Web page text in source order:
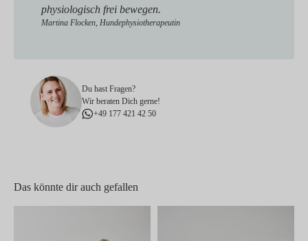
physiologisch frei bewegen.
Martina Flocken, Hundephysiotherapeutin
Du hast Fragen?
Wir beraten Dich gerne!
+49 177 421 42 50
Das könnte dir auch gefallen